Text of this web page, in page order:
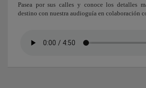
Pasea por sus calles y conoce los detalles
destino con nuestra audioguía en colaboración